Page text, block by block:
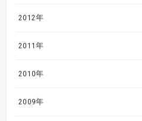
2012年
2011年
2010年
2009年